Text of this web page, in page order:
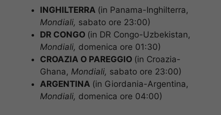
INGHILTERRA (in Panama-Inghilterra,
Mondiali, sabato ore 23:00)
DR CONGO (in DR Congo-Uzbekistan,
Mondiali, domenica ore 01:30)
CROAZIA O PAREGGIO (in Croazia-
Ghana, Mondiali, sabato ore 23:00)
ARGENTINA (in Giordania-Argentina,
Mondiali, domenica ore 04:00)